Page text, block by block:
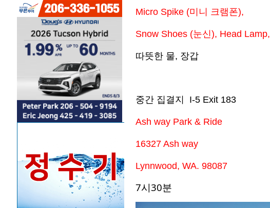
Micro Spike (미니 크램폰),
Snow Shoes (눈신), Head Lamp,
따뜻한 물, 장갑
중간 집결지 I-5 Exit 183
Ash way Park & Ride
16327 Ash way
Lynnwood, WA. 98087
7시30분